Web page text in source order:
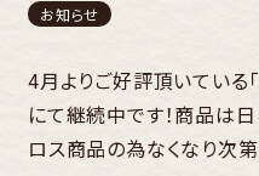
お知らせ
4月よりご好評頂いている
にて継続中です！商品は
ロス商品の為なくなり次第